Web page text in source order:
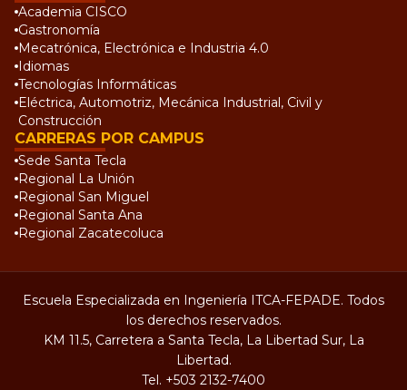
Academia CISCO
Gastronomía
Mecatrónica, Electrónica e Industria 4.0
Idiomas
Tecnologías Informáticas
Eléctrica, Automotriz, Mecánica Industrial, Civil y
Construcción
CARRERAS POR CAMPUS
Sede Santa Tecla
Regional La Unión
Regional San Miguel
Regional Santa Ana
Regional Zacatecoluca
Escuela Especializada en Ingeniería ITCA-FEPADE. Todos
los derechos reservados.
KM 11.5, Carretera a Santa Tecla, La Libertad Sur, La
Libertad.
Tel. +503 2132-7400